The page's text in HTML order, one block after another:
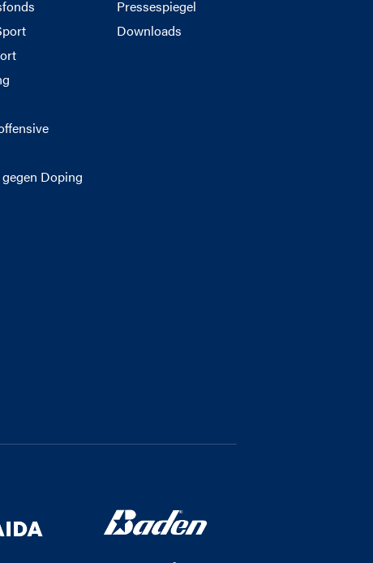
Doping
Pressespiegel
Downloads